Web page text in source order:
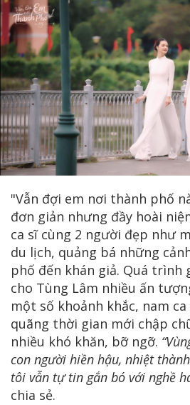
"Vẫn đợi em nơi thành phố
đơn giản nhưng đầy hoài
ca sĩ cùng 2 người đẹp như
du lịch, quảng bá những
phố đến khán giả. Quá trình
cho Tùng Lâm nhiều ấn
một số khoảnh khắc, nam
quãng thời gian mới chập
nhiều khó khăn, bỡ ngỡ.
con người hiền hậu, nhiệt
tôi vẫn tự tin gắn bó với nghề
chia sẻ.